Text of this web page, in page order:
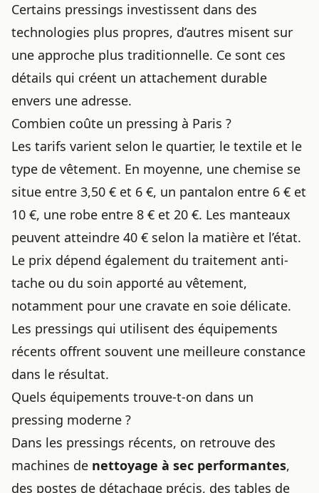
Certains pressings investissent dans des
technologies plus propres, d’autres misent sur
une approche plus traditionnelle. Ce sont ces
détails qui créent un attachement durable
envers une adresse.
Combien coûte un pressing à Paris ?
Les tarifs varient selon le quartier, le textile et le
type de vêtement. En moyenne, une chemise se
situe entre 3,50 € et 6 €, un pantalon entre 6 € et
10 €, une robe entre 8 € et 20 €. Les manteaux
peuvent atteindre 40 € selon la matière et l’état.
Le prix dépend également du traitement anti-
tache ou du soin apporté au vêtement,
notamment pour une cravate en soie délicate.
Les pressings qui utilisent des équipements
récents offrent souvent une meilleure constance
dans le résultat.
Quels équipements trouve-t-on dans un
pressing moderne ?
Dans les pressings récents, on retrouve des
machines de nettoyage à sec performantes,
des postes de détachage précis, des tables de